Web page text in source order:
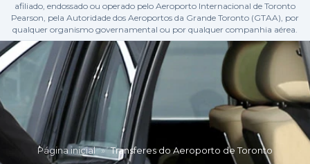
afiliado, endossado ou operado pelo Aeroporto Internacional de Toronto
Pearson, pela Autoridade dos Aeroportos da Grande Toronto (GTAA), por
qualquer organismo governamental ou por qualquer companhia aérea.
Página inicial » Transferes do Aeroporto de Toronto